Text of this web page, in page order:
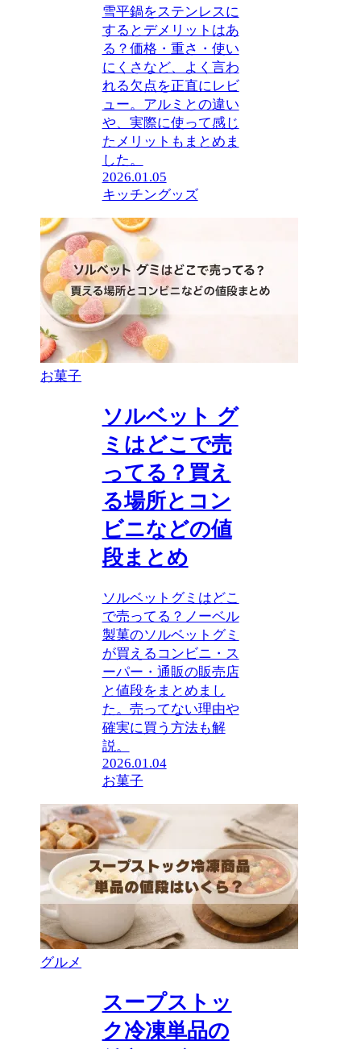
雪平鍋をステンレスに
するとデメリットはあ
る？価格・重さ・使い
にくさなど、よく言わ
れる欠点を正直にレビ
ュー。アルミとの違い
や、実際に使って感じ
たメリットもまとめま
した。
2026.01.05
キッチングッズ
お菓子
ソルベット グ
ミはどこで売
ってる？買え
る場所とコン
ビニなどの値
段まとめ
ソルベットグミはどこ
で売ってる？ノーベル
製菓のソルベットグミ
が買えるコンビニ・ス
ーパー・通販の販売店
と値段をまとめまし
た。売ってない理由や
確実に買う方法も解
説。
2026.01.04
お菓子
グルメ
スープストッ
ク冷凍単品の